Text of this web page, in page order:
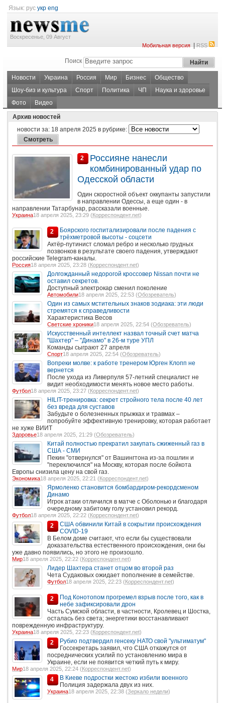
Язык: рус укр eng
Воскресенье, 09 Август
Мобильная версия|RSS
Поиск
Новости Украина Россия Мир Бизнес
Общество
Шоу-биз и культура
Спорт Политика ЧП
Наука и здоровье
Фото
Видео
Архив новостей
новости за: 18 апреля 2025 в рубрике:
2
Россияне нанесли
комбинированный удар по
Одесской области
Один скоростной объект оккупанты запустили
в направлении Одессы, а еще один - в
направлении Татарбунар, рассказали военные.
Украина18 апреля 2025, 23:29 (Корреспондент.net)
2
Боярского госпитализировали после падения с
трёхметровой высоты - соцсети
Актёр-путинист сломал ребро и несколько грудных
позвонков в результате своего падения, утверждают
российские Telegram-каналы.
Россия18 апреля 2025, 23:28 (Корреспондент.net)
Долгожданный недорогой кроссовер Nissan почти не
оставил секретов.
Доступный электрокар сменил поколение
Автомобили18 апреля 2025, 22:53 (Обозреватель)
Один из самых мстительных знаков зодиака: эти люди
стремятся к справедливости
Характеристика Весов
Светские хроники18 апреля 2025, 22:54 (Обозреватель)
Искусственный интеллект назвал точный счет матча
"Шахтер" – "Динамо" в 26-м туре УПЛ
Команды сыграют 27 апреля
Спорт18 апреля 2025, 22:54 (Обозреватель)
Вопреки молве: к работе тренером Юрген Клопп не
вернется
После ухода из Ливерпуля 57-летний специалист не
видит необходимости менять новое место работы.
Футбол18 апреля 2025, 23:27 (Корреспондент.net)
HILIT-тренировка: секрет стройного тела после 40 лет
без вреда для суставов
Забудьте о болезненных прыжках и травмах –
попробуйте эффективную тренировку, которая работает
не хуже ВИИT
Здоровье18 апреля 2025, 21:29 (Обозреватель)
Китай полностью прекратил закупать сжиженный газ в
США - СМИ
Пекин "отвернулся" от Вашингтона из-за пошлин и
"переключился" на Москву, которая после бойкота
Европы снизила цену на свой газ.
Экономика18 апреля 2025, 22:21 (Корреспондент.net)
Ярмоленко становится бомбардиром-рекордсменом
Динамо
Игрок атаки отличился в матче с Оболонью и благодаря
очередному забитому голу установил рекорд.
Футбол18 апреля 2025, 22:22 (Корреспондент.net)
2
США обвинили Китай в сокрытии происхождения
COVID-19
В Белом доме считают, что если бы существовали
доказательства естественного происхождения, они бы
уже давно появились, но этого не произошло.
Мир18 апреля 2025, 22:22 (Корреспондент.net)
Лидер Шахтера станет отцом во второй раз
Чета Судаковых ожидает пополнение в семействе.
Футбол18 апреля 2025, 22:23 (Корреспондент.net)
2
Под Конотопом прогремел взрыв после того, как в
небе зафиксировали дрон
Часть Сумской области, в частности, Кролевец и Шостка,
осталась без света; энергетики восстанавливают
поврежденную инфраструктуру.
Украина18 апреля 2025, 22:23 ( Корреспондент.net)
2
Рубио подтвердил генсеку НАТО свой "ультиматум"
Госсекретарь заявил, что США откажутся от
посреднических усилий по установлению мира в
Украине, если не появится четкий путь к миру.
Мир18 апреля 2025, 22:24 ( Корреспондент.net)
4
В Киеве подростки жестоко избили военного
Полиция задержала двух из них.
Украина18 апреля 2025, 22:38 (Зеркало недели)